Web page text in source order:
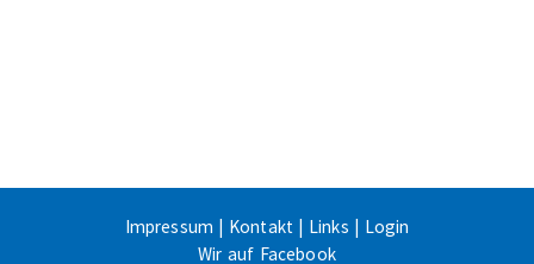
Impressum | Kontakt | Links | Login
Wir auf Facebook